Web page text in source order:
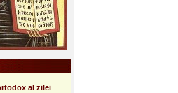
al zilei